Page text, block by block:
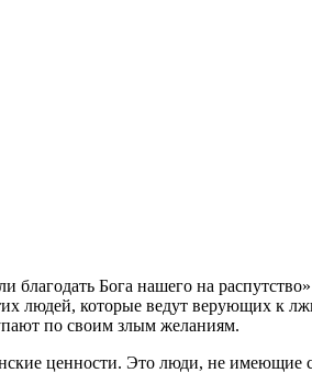
Бога нашего на
людей, которые ведут верующих к
по своим злым желаниям.
ценности. Это люди, не имеющие